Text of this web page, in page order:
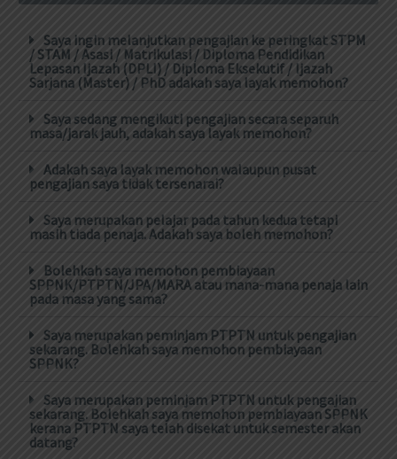
Saya ingin melanjutkan pengajian ke peringkat STPM
/ STAM / Asasi / Matrikulasi / Diploma Pendidikan
Lepasan Ijazah (DPLI) / Diploma Eksekutif / Ijazah
Sarjana (Master) / PhD adakah saya layak memohon?
Saya sedang mengikuti pengajian secara separuh
masa/jarak jauh, adakah saya layak memohon?
Adakah saya layak memohon walaupun pusat
pengajian saya tidak tersenarai?
Saya merupakan pelajar pada tahun kedua tetapi
masih tiada penaja. Adakah saya boleh memohon?
Bolehkah saya memohon pembiayaan
SPPNK/PTPTN/JPA/MARA atau mana-mana penaja lain
pada masa yang sama?
Saya merupakan peminjam PTPTN untuk pengajian
sekarang. Bolehkah saya memohon pembiayaan
SPPNK?
Saya merupakan peminjam PTPTN untuk pengajian
sekarang. Bolehkah saya memohon pembiayaan SPPNK
kerana PTPTN saya telah disekat untuk semester akan
datang?